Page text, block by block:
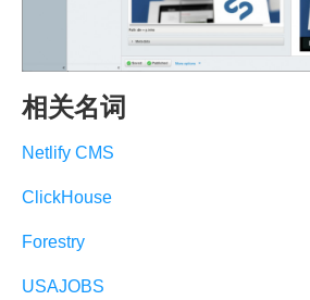
相关名词
Netlify CMS
ClickHouse
Forestry
USAJOBS